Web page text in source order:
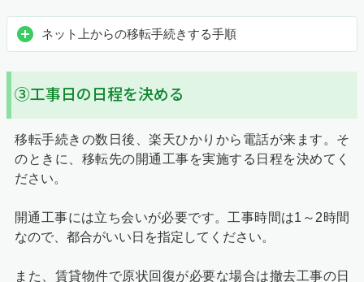
ネット上からの移転手続きする手順
③工事日の日程を決める
移転手続きの数日後、楽天ひかりから電話が来ます。そ
のときに、移転先の開通工事を実施する日程を決めてく
ださい。
開通工事には立ち会いが必要です。工事時間は1～2時間
なので、都合がいい日を指定してください。
また、賃貸物件で原状回復が必要な場合は撤去工事の日